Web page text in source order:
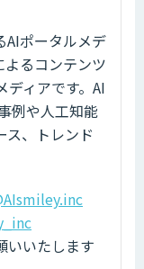
AIポータルメデ
るコンテンツ
ディアです。AI
例や人工知能
ス、トレンド
いいたします